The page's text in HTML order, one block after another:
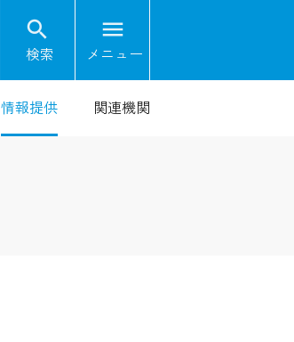
search
検索
menu
メニュー
情報提供 関連機関